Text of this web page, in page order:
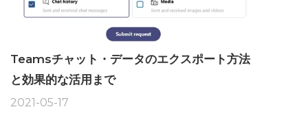
Teamsチャット・データのエクスポート方法
と効果的な活用まで
2021-05-17